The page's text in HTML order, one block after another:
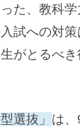
た、教科
試への対
がとるべ
選抜」 は